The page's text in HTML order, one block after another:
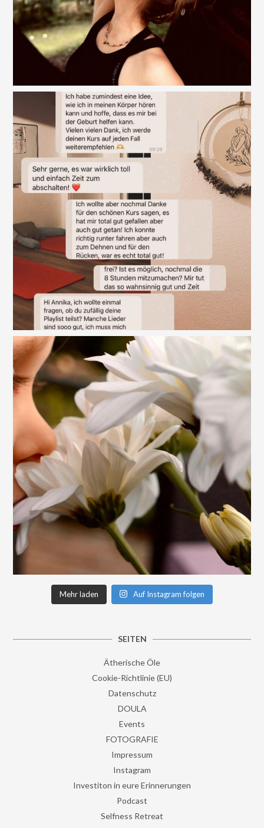
Mehr laden Auf Instagram folgen
SEITEN
Ätherische Öle
Cookie-Richtlinie (EU)
Datenschutz
DOULA
Events
FOTOGRAFIE
Impressum
Instagram
Investiton in eure Erinnerungen
Podcast
Selfness Retreat